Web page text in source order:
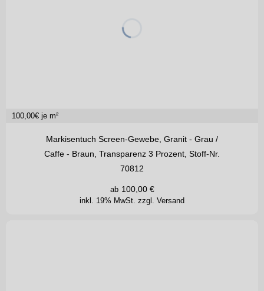
100,00€ je m²
Markisentuch Screen-Gewebe, Granit - Grau /
Caffe - Braun, Transparenz 3 Prozent, Stoff-Nr.
70812
inkl. 19% MwSt. zzgl. Versand
ab 100,00€